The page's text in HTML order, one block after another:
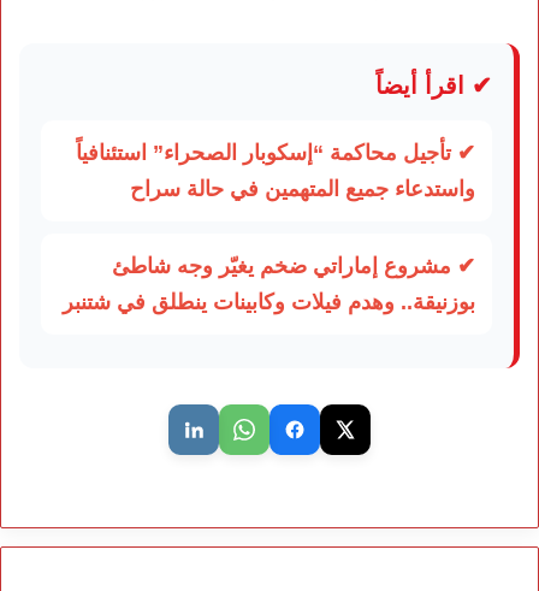
✔ اقرأ أيضاً
✔ تأجيل محاكمة “إسكوبار الصحراء” استئنافياً
واستدعاء جميع المتهمين في حالة سراح
✔ مشروع إماراتي ضخم يغيّر وجه شاطئ
بوزنيقة.. وهدم فيلات وكابينات ينطلق في شتنبر